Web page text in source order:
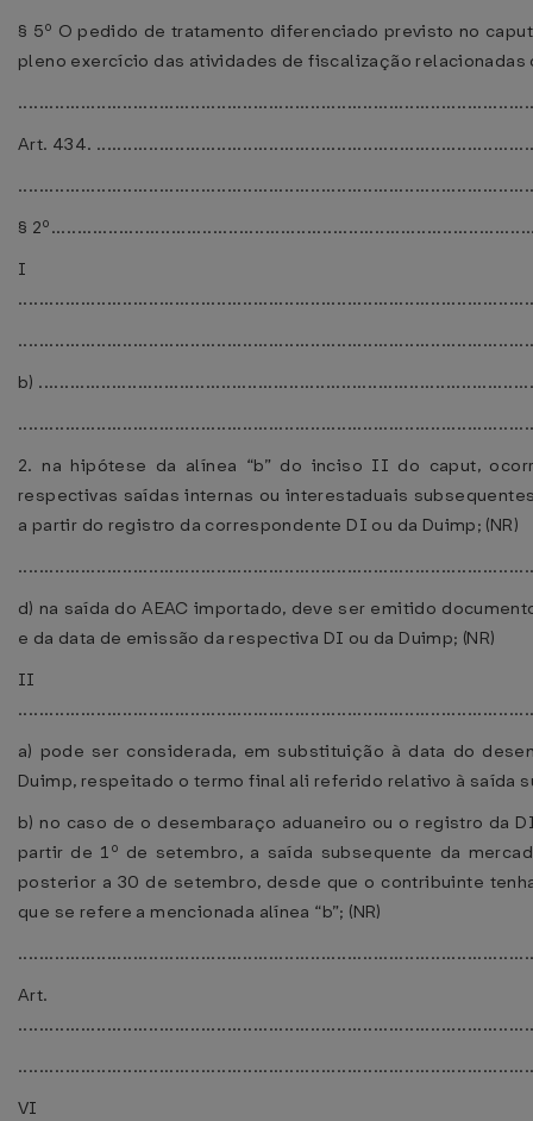
§ 5º O pedido de tratamento diferenciado previsto no
pleno exercício das atividades de fiscalização relacionadas
Art. 434.
§
I
b)
2. na hipótese da alínea “b” do inciso II do caput,
respectivas saídas internas ou interestaduais
a partir do registro da correspondente DI ou da Duimp; (NR)
d) na saída do AEAC importado, deve ser emitido
e da data de emissão da respectiva DI ou da Duimp; (NR)
II
a) pode ser considerada, em substituição à data do
Duimp, respeitado o termo final ali referido relativo à saída
b) no caso de o desembaraço aduaneiro ou o registro da
partir de 1º de setembro, a saída subsequente da
posterior a 30 de setembro, desde que o contribuinte
que se refere a mencionada alínea “b”; (NR)
Art.